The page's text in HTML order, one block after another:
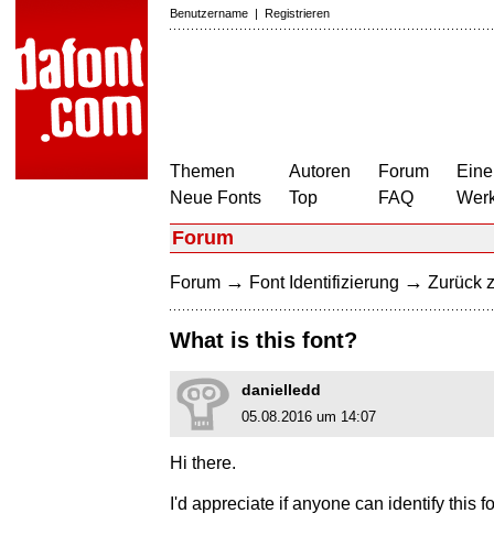
Benutzername | Registrieren
Themen
Neue Fonts
Autoren
Top
Forum
FAQ
Forum
Forum → Font Identifizierung → Zurück
What is this font?
danielledd
05.08.2016 um 14:07
Hi there.
I'd appreciate if anyone can identify this